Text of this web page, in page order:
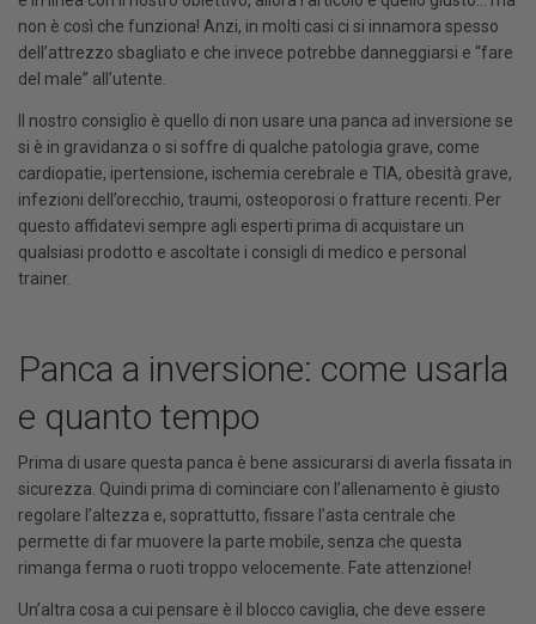
non è così che funziona! Anzi, in molti casi ci si innamora spesso
dell’attrezzo sbagliato e che invece potrebbe danneggiarsi e “fare
del male” all’utente.
Il nostro consiglio è quello di non usare una panca ad inversione se
si è in gravidanza o si soffre di qualche patologia grave, come
cardiopatie, ipertensione, ischemia cerebrale e TIA, obesità grave,
infezioni dell’orecchio, traumi, osteoporosi o fratture recenti. Per
questo affidatevi sempre agli esperti prima di acquistare un
qualsiasi prodotto e ascoltate i consigli di medico e personal
trainer.
Panca a inversione: come usarla
e quanto tempo
Prima di usare questa panca è bene assicurarsi di averla fissata in
sicurezza. Quindi prima di cominciare con l’allenamento è giusto
regolare l’altezza e, soprattutto, fissare l’asta centrale che
permette di far muovere la parte mobile, senza che questa
rimanga ferma o ruoti troppo velocemente. Fate attenzione!
Un’altra cosa a cui pensare è il blocco caviglia, che deve essere